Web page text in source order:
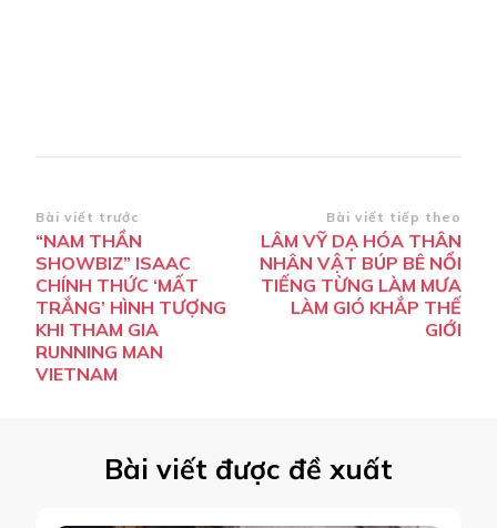
Điều
hướng
bài
viết
Bài viết trước
“NAM THẦN
SHOWBIZ” ISAAC
CHÍNH THỨC ‘MẤT
TRẮNG’ HÌNH TƯỢNG
KHI THAM GIA
RUNNING MAN
VIETNAM
Bài viết tiếp theo
LÂM VỸ DẠ HÓA THÂN
NHÂN VẬT BÚP BÊ NỔI
TIẾNG TỪNG LÀM MƯA
LÀM GIÓ KHẮP THẾ
GIỚI
Bài viết được đề xuất